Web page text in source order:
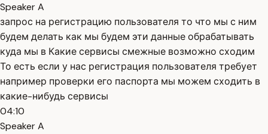
Speaker A
запрос на регистрацию пользователя то что мы с ним
будем делать как мы будем эти данные обрабатывать
куда мы в Какие сервисы смежные возможно сходим
То есть если у нас регистрация пользователя требует
например проверки его паспорта мы можем сходить в
какие-нибудь сервисы
04:10
Speaker A